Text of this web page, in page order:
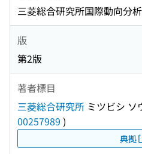
三菱総合研究所国際動向分
版
第2版
著者標目
三菱総合研究所 ミツビシ ソ
00257989 )
典拠